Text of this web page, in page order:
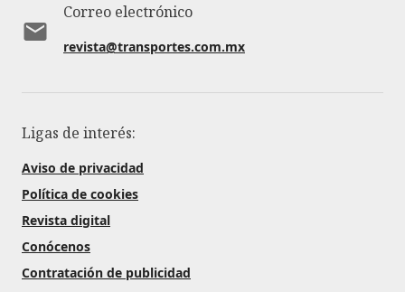
Correo electrónico
revista@transportes.com.mx
Ligas de interés:
Aviso de privacidad
Política de cookies
Revista digital
Conócenos
Contratación de publicidad